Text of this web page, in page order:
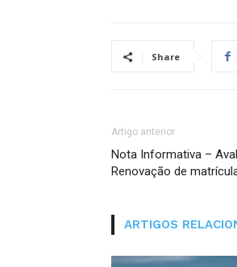
Share
Artigo anterior
Nota Informativa –
Renovação de
ARTIGOS